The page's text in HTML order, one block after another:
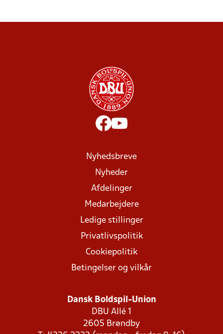
Nyhedsbreve
Nyheder
Afdelinger
Medarbejdere
Ledige stillinger
Privatlivspolitik
Cookiepolitik
Betingelser og vilkår
Dansk Boldspil-Union
DBU Allé 1
2605 Brøndby